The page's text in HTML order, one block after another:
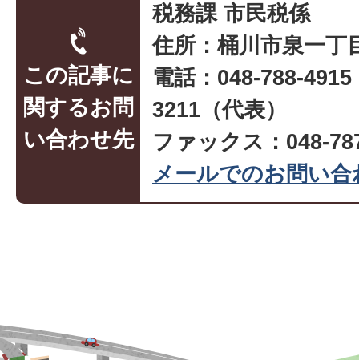
この記事に
関するお問
い合わせ先
税務課 市民税係
住所：桶川市泉一丁
電話：048-788-
3211（代表）
ファックス：048-
メールでのお問い